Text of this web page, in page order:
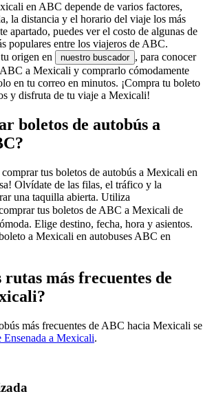
en ABC depende de varios factores,
la distancia y el horario del viaje los más
apartado, puedes ver el costo de algunas de
populares entre los viajeros de ABC.
origen en
nuestro buscador , para conocer
a Mexicali y comprarlo cómodamente
en tu correo en minutos. ¡Compra tu boleto
y disfruta de tu viaje a Mexicali!
boletos de autobús a
comprar tus boletos de autobús a Mexicali en
Olvídate de las filas, el tráfico y la
una taquilla abierta. Utiliza
tus boletos de ABC a Mexicali de
Elige destino, fecha, hora y asientos.
a Mexicali en autobuses ABC en
rutas más frecuentes de
más frecuentes de ABC hacia Mexicali se
Ensenada a Mexicali.